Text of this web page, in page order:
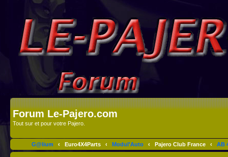
Forum Le-Pajero.com
Tout sur et pour votre Pajero.
G@lium ‹ Euro4X4Parts ‹ Modul'Auto ‹ Pajero Club France ‹ AB